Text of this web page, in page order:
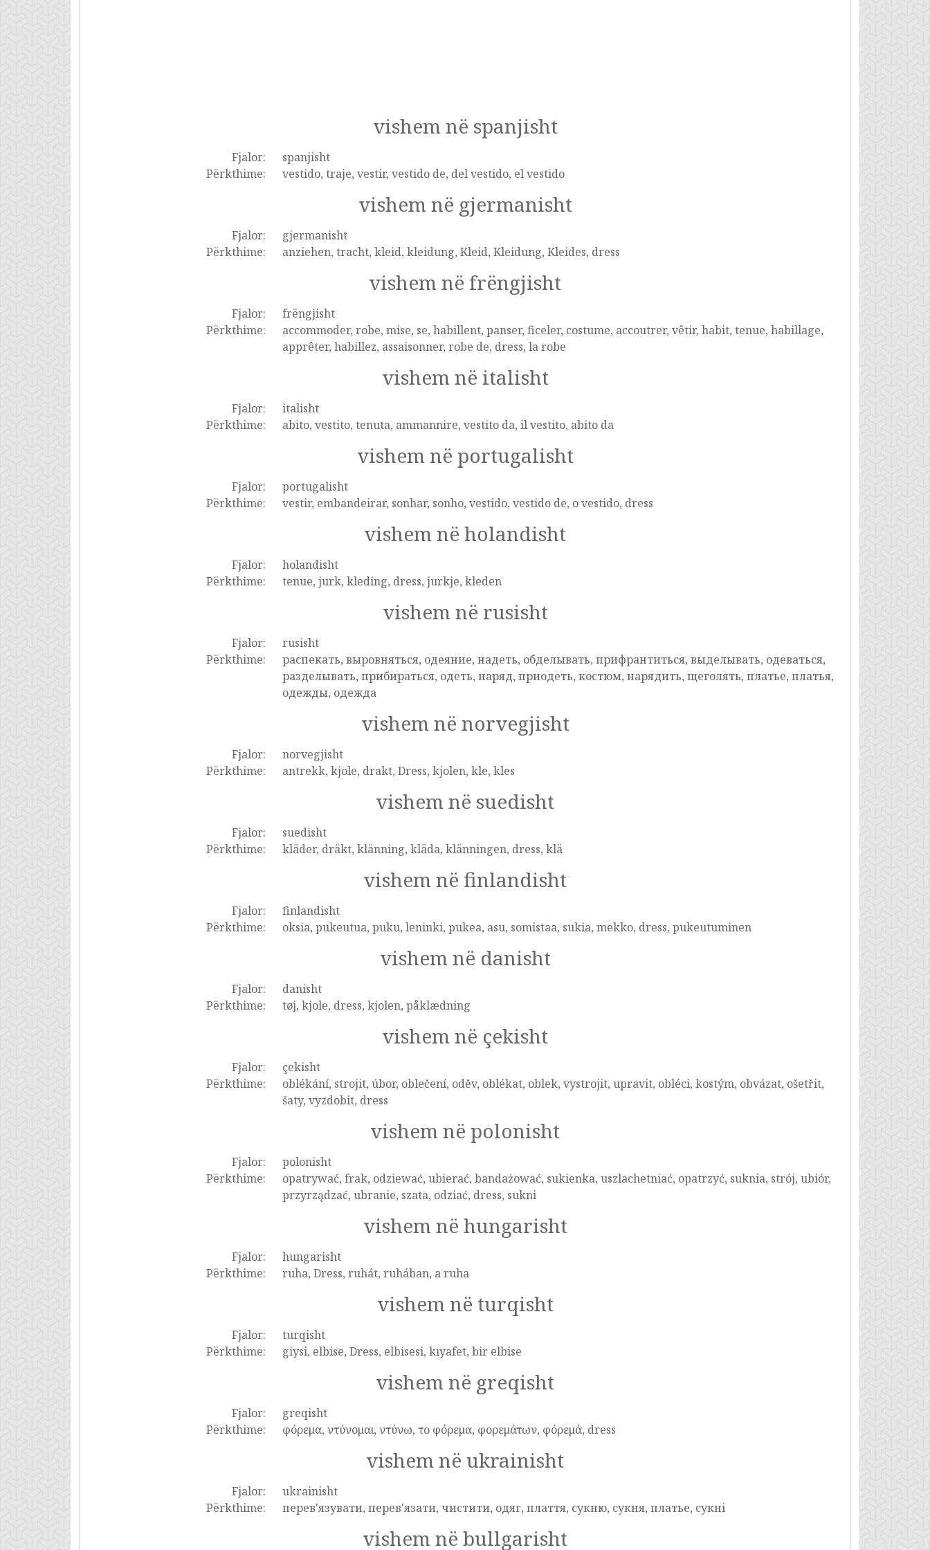
vishem në spanjisht
Fjalor:
spanjisht
Përkthime:
vestido, traje, vestir, vestido de, del vestido, el vestido
vishem në gjermanisht
Fjalor:
gjermanisht
Përkthime:
anziehen, tracht, kleid, kleidung, Kleid, Kleidung, Kleides, dress
vishem në frëngjisht
Fjalor:
frëngjisht
Përkthime:
accommoder, robe, mise, se, habillent, panser, ficeler, costume, accoutrer, vêtir, habit, tenue, habillage,
apprêter, habillez, assaisonner, robe de, dress, la robe
vishem në italisht
Fjalor:
italisht
Përkthime:
abito, vestito, tenuta, ammannire, vestito da, il vestito, abito da
vishem në portugalisht
Fjalor:
portugalisht
Përkthime:
vestir, embandeirar, sonhar, sonho, vestido, vestido de, o vestido, dress
vishem në holandisht
Fjalor:
holandisht
Përkthime:
tenue, jurk, kleding, dress, jurkje, kleden
vishem në rusisht
Fjalor:
rusisht
Përkthime:
распекать, выровняться, одеяние, надеть, обделывать, прифрантиться, выделывать, одеваться,
разделывать, прибираться, одеть, наряд, приодеть, костюм, нарядить, щеголять, платье, платья,
одежды, одежда
vishem në norvegjisht
Fjalor:
norvegjisht
Përkthime:
antrekk, kjole, drakt, Dress, kjolen, kle, kles
vishem në suedisht
Fjalor:
suedisht
Përkthime:
kläder, dräkt, klänning, kläda, klänningen, dress, klä
vishem në finlandisht
Fjalor:
finlandisht
Përkthime:
oksia, pukeutua, puku, leninki, pukea, asu, somistaa, sukia, mekko, dress, pukeutuminen
vishem në danisht
Fjalor:
danisht
Përkthime:
tøj, kjole, dress, kjolen, påklædning
vishem në çekisht
Fjalor:
çekisht
Përkthime:
oblékání, strojit, úbor, oblečení, oděv, oblékat, oblek, vystrojit, upravit, obléci, kostým, obvázat, ošetřit,
šaty, vyzdobit, dress
vishem në polonisht
Fjalor:
polonisht
Përkthime:
opatrywać, frak, odziewać, ubierać, bandażować, sukienka, uszlachetniać, opatrzyć, suknia, strój, ubiór,
przyrządzać, ubranie, szata, odziać, dress, sukni
vishem në hungarisht
Fjalor:
hungarisht
Përkthime:
ruha, Dress, ruhát, ruhában, a ruha
vishem në turqisht
Fjalor:
turqisht
Përkthime:
giysi, elbise, Dress, elbisesi, kıyafet, bir elbise
vishem në greqisht
Fjalor:
greqisht
Përkthime:
φόρεμα, ντύνομαι, ντύνω, το φόρεμα, φορεμάτων, φόρεμά, dress
vishem në ukrainisht
Fjalor:
ukrainisht
Përkthime:
перев'язувати, перев'язати, чистити, одяг, плаття, сукню, сукня, платье, сукні
vishem në bullgarisht